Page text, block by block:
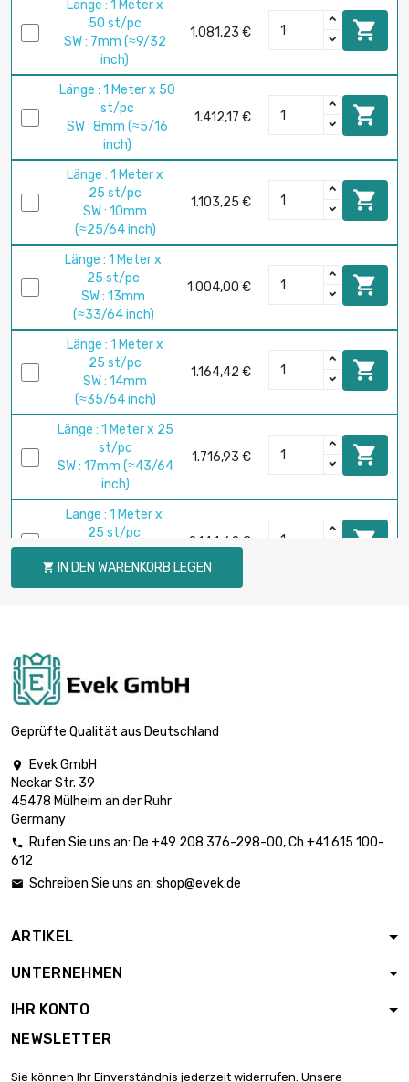
Länge : 1 Meter x
50 st/pc
SW : 7mm (≈9/32
inch)
1.081,23 € 
Länge : 1 Meter x 50
st/pc
SW : 8mm (≈5/16
inch)
1.412,17 € 
Länge : 1 Meter x
25 st/pc
SW : 10mm
(≈25/64 inch)
1.103,25 € 
Länge : 1 Meter x
25 st/pc
SW : 13mm
(≈33/64 inch)
1.004,00 € 
Länge : 1 Meter x
25 st/pc
SW : 14mm
(≈35/64 inch)
1.164,42 € 
Länge : 1 Meter x 25
st/pc
SW : 17mm (≈43/64
inch)
1.716,93 € 
Länge : 1 Meter x
25 st/pc
SW : 19mm (≈3/4
inch)
2.144,62 € 
Länge : 1 Meter x
(≈15/16 inch)
Länge : 1 Meter x
10 st/pc
SW : 27mm (≈1.06
SW : 30mm
1.069,33 €
Länge : 1 Meter x 5
SW : 32mm
st/pc
inch)
 IN DEN WARENKORB LEGEN
Geprüfte Qualität aus Deutschland

Evek GmbH
Neckar Str. 39
45478 Mülheim an der Ruhr
Germany
 Rufen Sie uns an: De +49 208 376-298-00, Ch +41 615 100-
612
 Schreiben Sie uns an: shop@evek.de
ARTIKEL
UNTERNEHMEN
IHR KONTO
NEWSLETTER
Sie können Ihr Einverständnis jederzeit widerrufen. Unsere